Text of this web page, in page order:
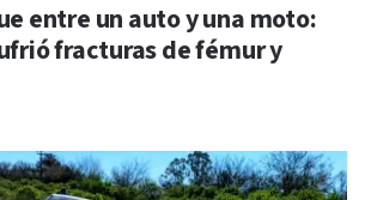
entre un auto y una moto:
fracturas de fémur y